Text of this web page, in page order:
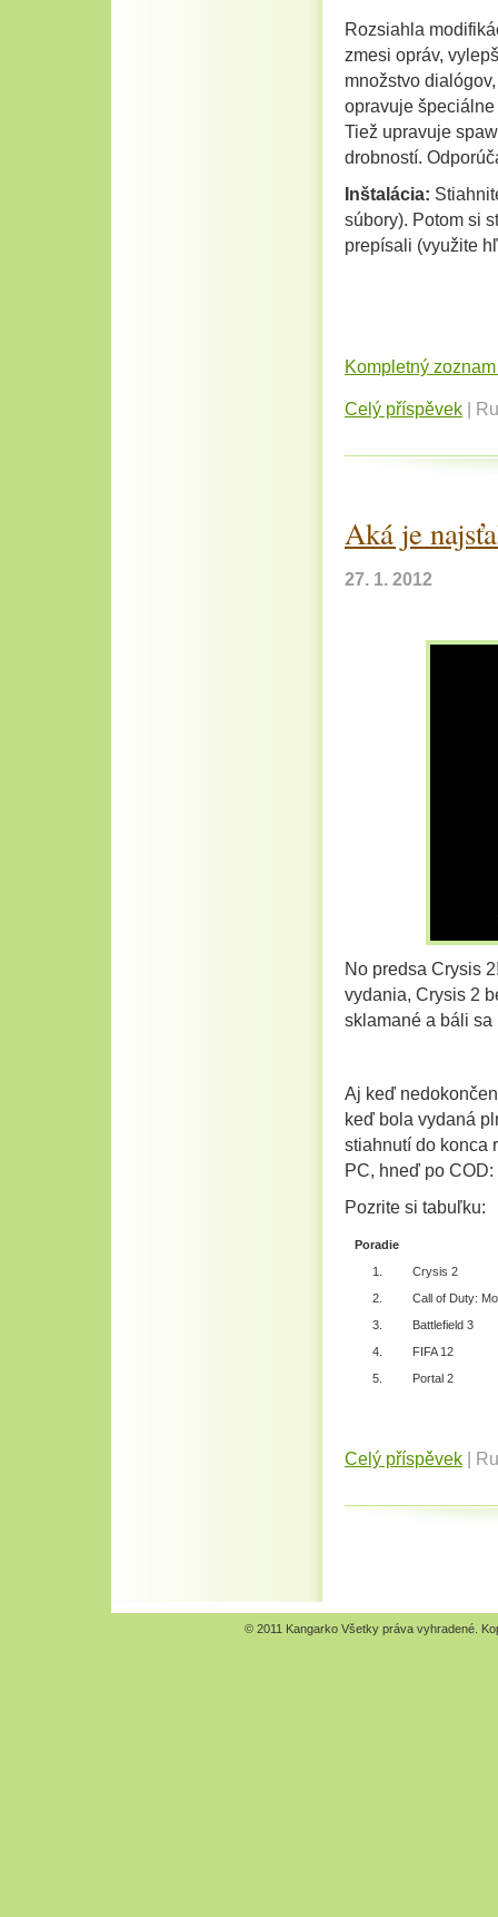
Rozsiahla
zmesi opráv,
množstvo
opravuje
Tiež upravuje
drobností.
Inštalácia:
súbory). Potom si
prepísali (využite
Kompletný
Celý příspěvek
Aká je
27. 1. 2012
No predsa Crysis
vydania, Crysis 2
sklamané a báli sa
Aj keď
keď bola vydaná
stiahnutí do konca
PC, hneď po
Pozrite si tabuľku:
Poradie
1.
Crysis 2
2.
Call of Duty:
3.
Battlefield 3
4.
FIFA 12
5.
Portal 2
Celý příspěvek
© 2011 Kangarko Všetky práva vyhradené.